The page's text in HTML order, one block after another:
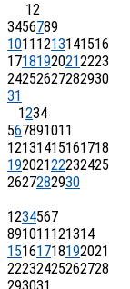
12
3456789
10111213141516
17181920212223
24252627282930
31
1234
567891011
12131415161718
19202122232425
2627282930
1234567
891011121314
15161718192021
22232425262728